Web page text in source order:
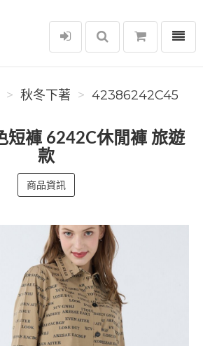
選單
秋冬下著 42386242C45
短褲 6242C休閒褲 旅遊
款
商品資訊